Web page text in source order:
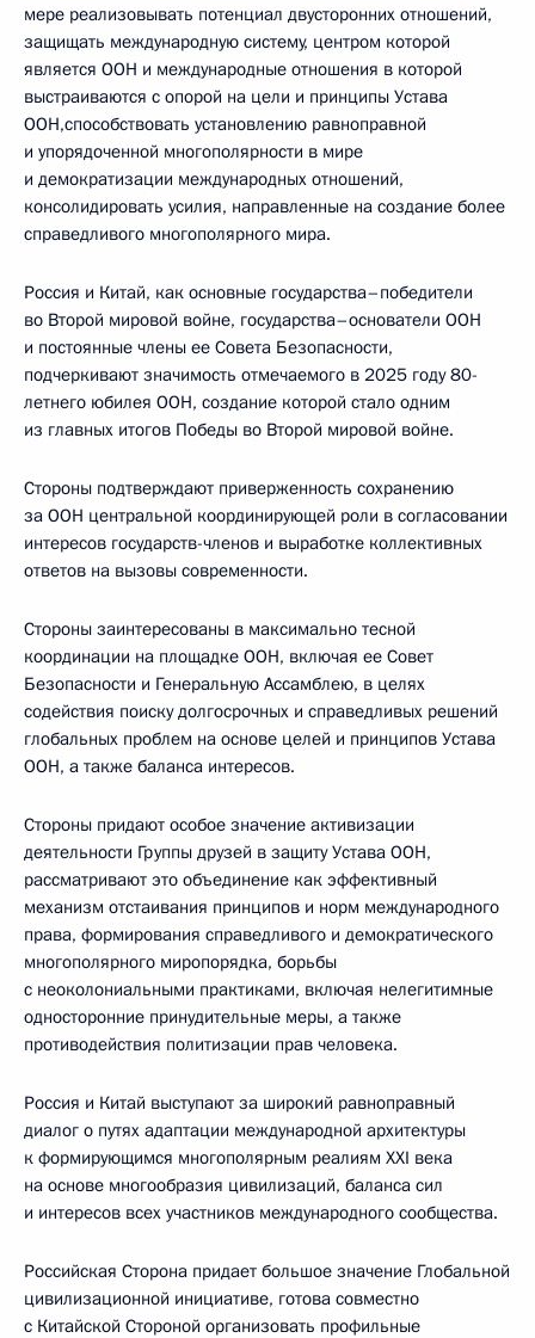
мере реализовывать потенциал двусторонних отношений,
защищать международную систему, центром которой
является ООН и международные отношения в которой
выстраиваются с опорой на цели и принципы Устава
ООН,способствовать установлению равноправной
и упорядоченной многополярности в мире
и демократизации международных отношений,
консолидировать усилия, направленные на создание более
справедливого многополярного мира.
Россия и Китай, как основные государства–победители
во Второй мировой войне, государства–основатели ООН
и постоянные члены ее Совета Безопасности,
подчеркивают значимость отмечаемого в 2025 году 80-
летнего юбилея ООН, создание которой стало одним
из главных итогов Победы во Второй мировой войне.
Стороны подтверждают приверженность сохранению
за ООН центральной координирующей роли в согласовании
интересов государств-членов и выработке коллективных
ответов на вызовы современности.
Стороны заинтересованы в максимально тесной
координации на площадке ООН, включая ее Совет
Безопасности и Генеральную Ассамблею, в целях
содействия поиску долгосрочных и справедливых решений
глобальных проблем на основе целей и принципов Устава
ООН, а также баланса интересов.
Стороны придают особое значение активизации
деятельности Группы друзей в защиту Устава ООН,
рассматривают это объединение как эффективный
механизм отстаивания принципов и норм международного
права, формирования справедливого и демократического
многополярного миропорядка, борьбы
с неоколониальными практиками, включая нелегитимные
односторонние принудительные меры, а также
противодействия политизации прав человека.
Россия и Китай выступают за широкий равноправный
диалог о путях адаптации международной архитектуры
к формирующимся многополярным реалиям ХХI века
на основе многообразия цивилизаций, баланса сил
и интересов всех участников международного сообщества.
Российская Сторона придает большое значение Глобальной
цивилизационной инициативе, готова совместно
с Китайской Стороной организовать профильные